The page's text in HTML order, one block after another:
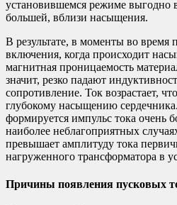
установившемся режиме выгодно
большей, вблизи насыщения.
В результате, в моменты во время
включения, когда происходит
магнитная проницаемость
значит, резко падают
сопротивление. Ток возрастает,
глубокому насыщению
формируется импульс тока очень
наиболее неблагоприятных
превышает амплитуду тока
нагруженного трансформатора в
Причины появления пусковых